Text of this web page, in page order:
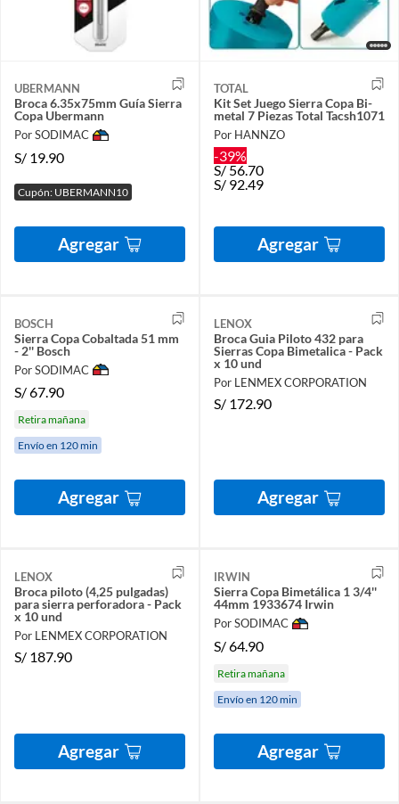
UBERMANN
Broca 6.35x75mm Guía Sierra
Copa Ubermann
Por SODIMAC
S/ 19.90
Cupón: UBERMANN10
Agregar
TOTAL
Kit Set Juego Sierra Copa Bi-
metal 7 Piezas Total Tacsh1071
Por HANNZO
-39%
S/56.70
S/ 92.49
Agregar
BOSCH
Sierra Copa Cobaltada 51 mm
- 2'' Bosch
Por SODIMAC
S/67.90
Retira mañana
Envío en 120 min
Agregar
LENOX
Broca Guia Piloto 432 para
Sierras Copa Bimetalica - Pack
x 10 und
Por LENMEX CORPORATION
S/ 172.90
Agregar
LENOX
Broca piloto (4,25 pulgadas)
para sierra perforadora - Pack
x 10 und
Por LENMEX CORPORATION
S/ 187.90
Agregar
IRWIN
Sierra Copa Bimetálica 1 3/4''
44mm 1933674 Irwin
Por SODIMAC
S/64.90
Retira mañana
Envío en 120 min
Agregar